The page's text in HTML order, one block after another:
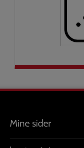
Mine sider